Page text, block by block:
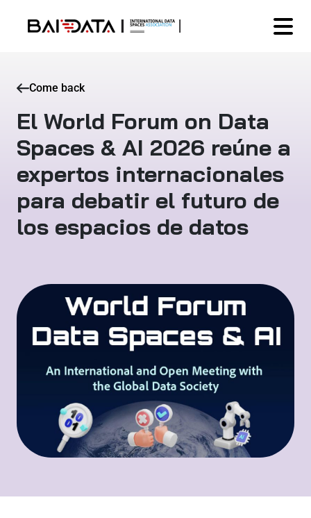
Come back
El World Forum on Data
Spaces & AI 2026 reúne a
expertos internacionales
para debatir el futuro de
los espacios de datos